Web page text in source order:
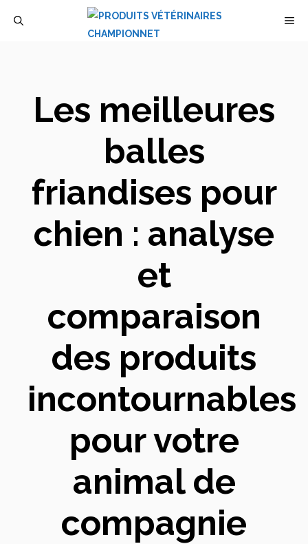
Les meilleures
balles
friandises pour
chien : analyse
et
comparaison
des produits
incontournables
pour votre
animal de
compagnie